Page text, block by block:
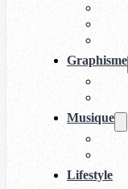
Graphisme
Musique
Lifestyle